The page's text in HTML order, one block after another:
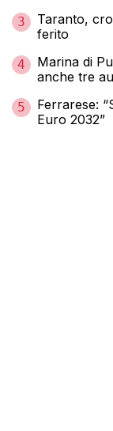
3
Taranto,
ferito
4
Marina di
anche tre
5
Ferrarese:
Euro 2032”